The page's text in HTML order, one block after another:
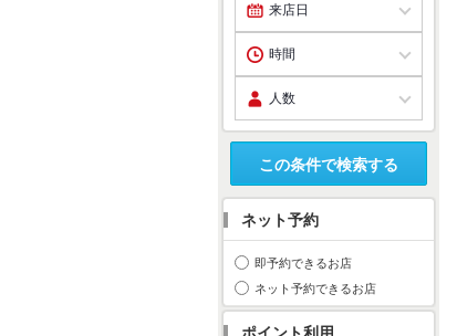
この条件で検索する
ネット予約
即予約できるお店
ネット予約できるお店
ポイント利用